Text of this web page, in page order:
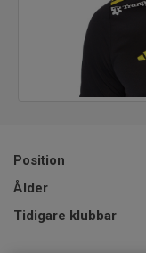
Position
Ålder
Tidigare klubbar